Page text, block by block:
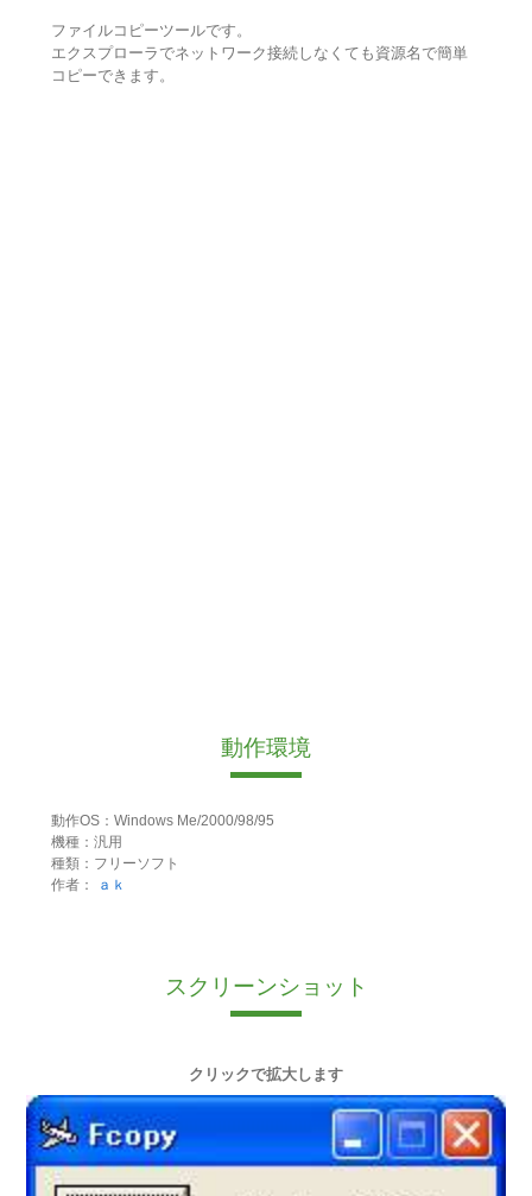
ファイルコピーツールです。
エクスプローラでネットワーク接続しなくても資源名で簡単
コピーできます。
動作環境
動作OS：Windows Me/2000/98/95
機種：汎用
種類：フリーソフト
作者：
ａｋ
スクリーンショット
クリックで拡大します